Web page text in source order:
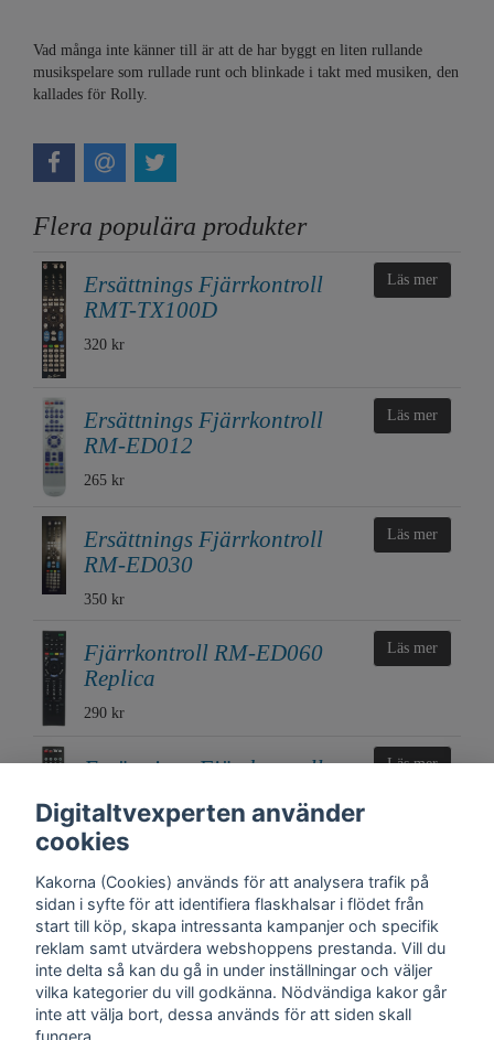
Vad många inte känner till är att de har byggt en liten rullande
musikspelare som rullade runt och blinkade i takt med musiken, den
kallades för Rolly.
Flera populära produkter
Ersättnings Fjärrkontroll
RMT-TX100D
320 kr
Läs mer
Ersättnings Fjärrkontroll
RM-ED012
265 kr
Läs mer
Ersättnings Fjärrkontroll
RM-ED030
350 kr
Läs mer
Fjärrkontroll RM-ED060
Replica
290 kr
Läs mer
Ersättnings Fjärrkontroll
175 kr
Läs mer
Digitaltvexperten använder
cookies
Kakorna (Cookies) används för att analysera trafik på
sidan i syfte för att identifiera flaskhalsar i flödet från
start till köp, skapa intressanta kampanjer och specifik
reklam samt utvärdera webshoppens prestanda. Vill du
inte delta så kan du gå in under inställningar och väljer
vilka kategorier du vill godkänna. Nödvändiga kakor går
inte att välja bort, dessa används för att siden skall
fungera